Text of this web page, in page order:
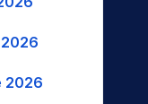
2026